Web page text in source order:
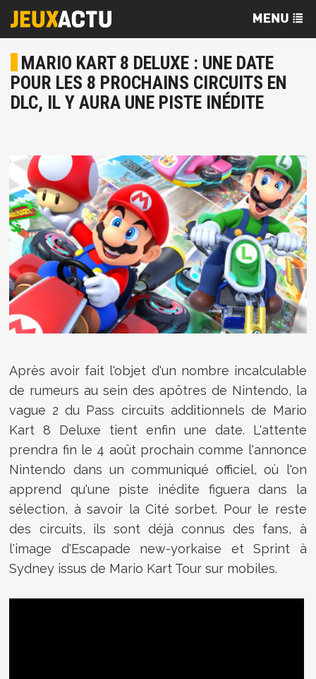
MARIO KART 8 DELUXE : UNE DATE
POUR LES 8 PROCHAINS CIRCUITS EN
DLC, IL Y AURA UNE PISTE INÉDITE
Après avoir fait l'objet d'un nombre incalculable
de rumeurs au sein des apôtres de Nintendo, la
vague 2 du Pass circuits additionnels de Mario
Kart 8 Deluxe tient enfin une date. L'attente
prendra fin le 4 août prochain comme l'annonce
Nintendo dans un communiqué officiel, où l'on
apprend qu'une piste inédite figuera dans la
sélection, à savoir la Cité sorbet. Pour le reste
des circuits, ils sont déjà connus des fans, à
l'image d'Escapade new-yorkaise etSprint à
Sydney issus de Mario Kart Tour sur mobiles.